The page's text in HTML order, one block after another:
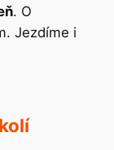
. O
Jezdíme i